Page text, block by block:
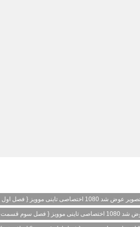
1080 اختصاصی تاینی موویز { فصل اول قسمت 1 اضافه شد }
سوم قسمت 3 اضافه شد }